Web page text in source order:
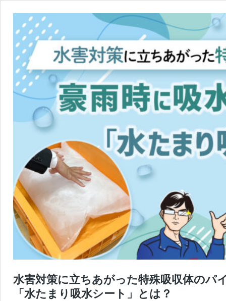
水害対策に立ちあがった特殊吸収体のパ
「水たまり吸水シート」とは？